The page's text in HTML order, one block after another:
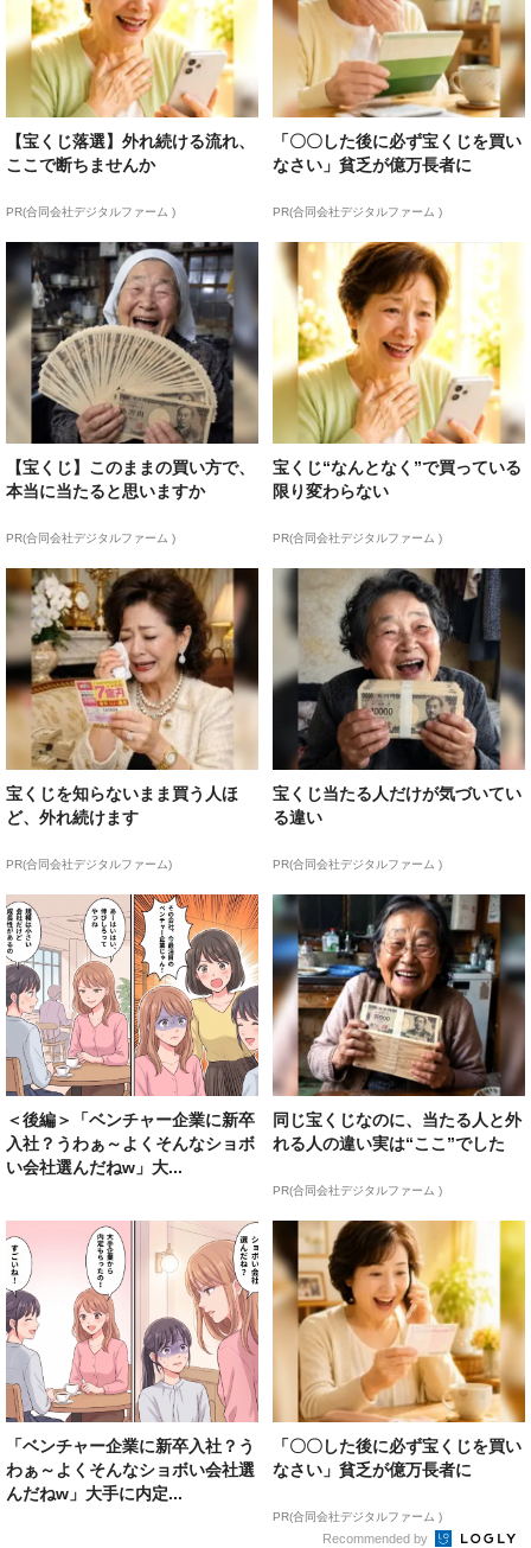
【宝くじ落選】外れ続ける流れ、
ここで断ちませんか
PR(合同会社デジタルファーム )
「〇〇した後に必ず宝くじを買い
なさい」貧乏が億万長者に
PR(合同会社デジタルファーム )
【宝くじ】このままの買い方で、
本当に当たると思いますか
PR(合同会社デジタルファーム )
宝くじ“なんとなく”で買っている
限り変わらない
PR(合同会社デジタルファーム )
宝くじを知らないまま買う人ほ
ど、外れ続けます
PR(合同会社デジタルファーム)
宝くじ当たる人だけが気づいてい
る違い
PR(合同会社デジタルファーム )
＜後編＞「ベンチャー企業に新卒
入社？うわぁ～よくそんなショボ
い会社選んだねw」大...
同じ宝くじなのに、当たる人と外
れる人の違い実は“ここ”でした
PR(合同会社デジタルファーム )
「ベンチャー企業に新卒入社？う
わぁ～よくそんなショボい会社選
んだねw」大手に内定...
「〇〇した後に必ず宝くじを買い
なさい」貧乏が億万長者に
PR(合同会社デジタルファーム )
Recommended by